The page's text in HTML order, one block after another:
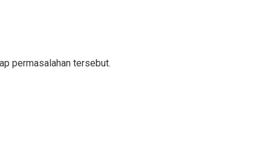
permasalahan tersebut.